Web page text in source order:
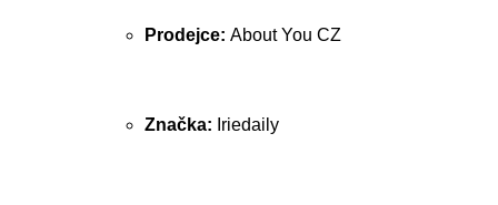
Prodejce: About You CZ
Značka: Iriedaily